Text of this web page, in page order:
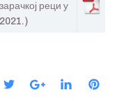
реци у